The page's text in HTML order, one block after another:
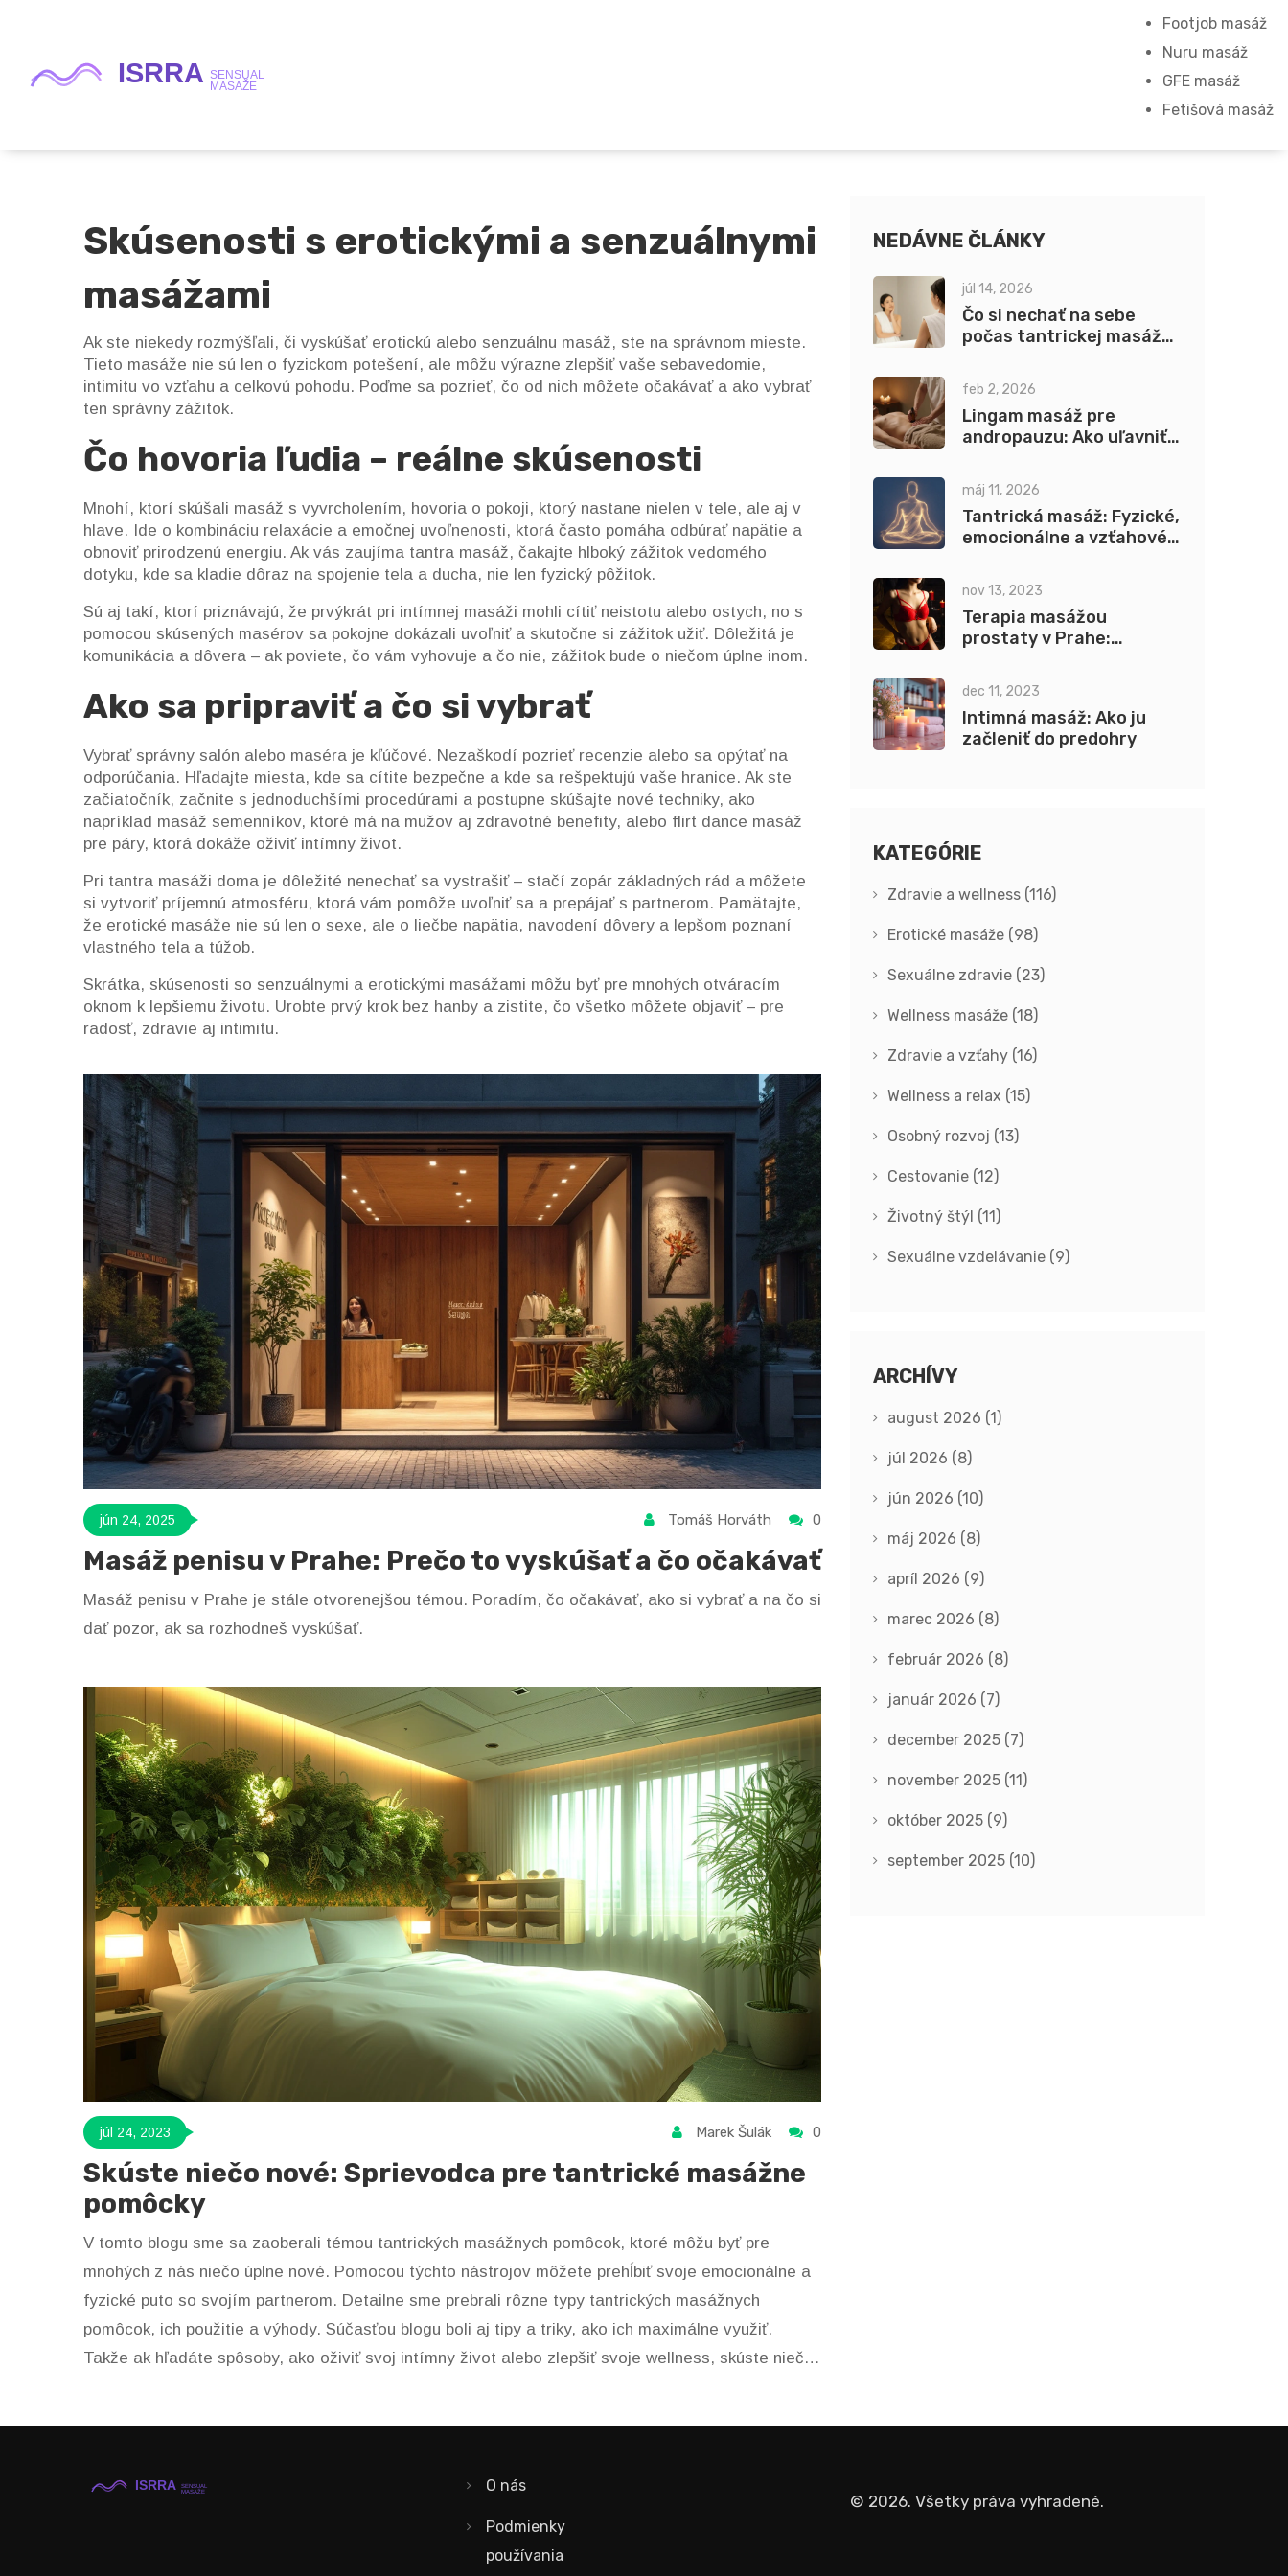
Footjob masáž
Nuru masáž
GFE masáž
Fetišová masáž
Skúsenosti s erotickými a senzuálnymi
masážami
Ak ste niekedy rozmýšľali, či vyskúšať erotickú alebo senzuálnu masáž, ste na správnom mieste.
Tieto masáže nie sú len o fyzickom potešení, ale môžu výrazne zlepšiť vaše sebavedomie,
intimitu vo vzťahu a celkovú pohodu. Poďme sa pozrieť, čo od nich môžete očakávať a ako vybrať
ten správny zážitok.
Čo hovoria ľudia – reálne skúsenosti
Mnohí, ktorí skúšali masáž s vyvrcholením, hovoria o pokoji, ktorý nastane nielen v tele, ale aj v
hlave. Ide o kombináciu relaxácie a emočnej uvoľnenosti, ktorá často pomáha odbúrať napätie a
obnoviť prirodzenú energiu. Ak vás zaujíma tantra masáž, čakajte hlboký zážitok vedomého
dotyku, kde sa kladie dôraz na spojenie tela a ducha, nie len fyzický pôžitok.
Sú aj takí, ktorí priznávajú, že prvýkrát pri intímnej masáži mohli cítiť neistotu alebo ostych, no s
pomocou skúsených masérov sa pokojne dokázali uvoľniť a skutočne si zážitok užiť. Dôležitá je
komunikácia a dôvera – ak poviete, čo vám vyhovuje a čo nie, zážitok bude o niečom úplne inom.
Ako sa pripraviť a čo si vybrať
Vybrať správny salón alebo maséra je kľúčové. Nezaškodí pozrieť recenzie alebo sa opýtať na
odporúčania. Hľadajte miesta, kde sa cítite bezpečne a kde sa rešpektujú vaše hranice. Ak ste
začiatočník, začnite s jednoduchšími procedúrami a postupne skúšajte nové techniky, ako
napríklad masáž semenníkov, ktoré má na mužov aj zdravotné benefity, alebo flirt dance masáž
pre páry, ktorá dokáže oživiť intímny život.
Pri tantra masáži doma je dôležité nenechať sa vystrašiť – stačí zopár základných rád a môžete
si vytvoriť príjemnú atmosféru, ktorá vám pomôže uvoľniť sa a prepájať s partnerom. Pamätajte,
že erotické masáže nie sú len o sexe, ale o liečbe napätia, navodení dôvery a lepšom poznaní
vlastného tela a túžob.
Skrátka, skúsenosti so senzuálnymi a erotickými masážami môžu byť pre mnohých otváracím
oknom k lepšiemu životu. Urobte prvý krok bez hanby a zistite, čo všetko môžete objaviť – pre
radosť, zdravie aj intimitu.
jún 24, 2025 Tomáš Horváth 0
Masáž penisu v Prahe: Prečo to vyskúšať a čo očakávať
Masáž penisu v Prahe je stále otvorenejšou témou. Poradím, čo očakávať, ako si vybrať a na čo si
dať pozor, ak sa rozhodneš vyskúšať.
júl 24, 2023 Marek Šulák 0
Skúste niečo nové: Sprievodca pre tantrické masážne
pomôcky
V tomto blogu sme sa zaoberali témou tantrických masážnych pomôcok, ktoré môžu byť pre
mnohých z nás niečo úplne nové. Pomocou týchto nástrojov môžete prehĺbiť svoje emocionálne a
fyzické puto so svojím partnerom. Detailne sme prebrali rôzne typy tantrických masážnych
pomôcok, ich použitie a výhody. Súčasťou blogu boli aj tipy a triky, ako ich maximálne využiť.
Takže ak hľadáte spôsoby, ako oživiť svoj intímny život alebo zlepšiť svoje wellness, skúste niečo
NEDÁVNE ČLÁNKY
júl 14, 2026
Čo si nechať na sebe
počas tantrickej masáže:
oblečením a prípravou
feb 2, 2026
Lingam masáž pre
andropauzu: Ako uľavniť
máj 11, 2026
Tantrická masáž: Fyzické,
emocionálne a vzťahové
nov 13, 2023
Terapia masážou
prostaty v Prahe:
Candyshopu
dec 11, 2023
Intimná masáž: Ako ju
začleniť do predohry
KATEGÓRIE
Zdravie a wellness (116)
Erotické masáže (98)
Sexuálne zdravie (23)
Wellness masáže (18)
Zdravie a vzťahy (16)
Wellness a relax (15)
Osobný rozvoj (13)
Cestovanie (12)
Životný štýl (11)
Sexuálne vzdelávanie (9)
ARCHÍVY
august 2026 (1)
júl 2026 (8)
jún 2026 (10)
máj 2026 (8)
apríl 2026 (9)
marec 2026 (8)
február 2026 (8)
január 2026 (7)
december 2025 (7)
november 2025 (11)
október 2025 (9)
september 2025 (10)
O nás
Podmienky
používania
© 2026. Všetky práva vyhradené.